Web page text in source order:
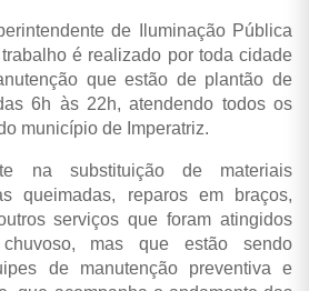
de Iluminação Pública
é realizado por toda cidade
que estão de plantão de
6h às 22h, atendendo todos os
município de Imperatriz.
na substituição de materiais
queimadas, reparos em braços,
serviços que foram atingidos
mas que estão sendo
de manutenção preventiva e